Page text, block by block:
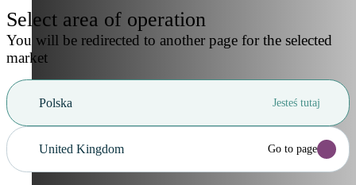
Select area of operation
You will be redirected to another page for the selected
market
Polska Jesteś tutaj
United Kingdom Go to page